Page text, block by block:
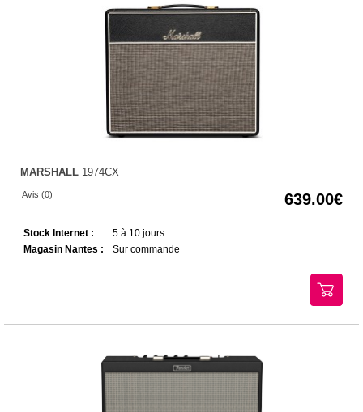
MARSHALL 1974CX
Avis (0) 639.00
Stock Internet :
5 à 10 jours
Magasin Nantes :
Sur commande